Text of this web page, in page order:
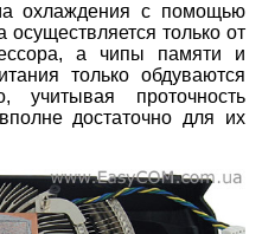
охлаждения с помощью
только от
а чипы памяти и
только обдуваются
учитывая проточность
достаточно для их